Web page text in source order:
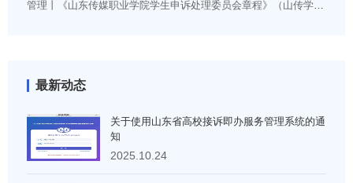
最新动态
关于使用山东省高校接诉即办服务管理系统的通
知
2025.10.24